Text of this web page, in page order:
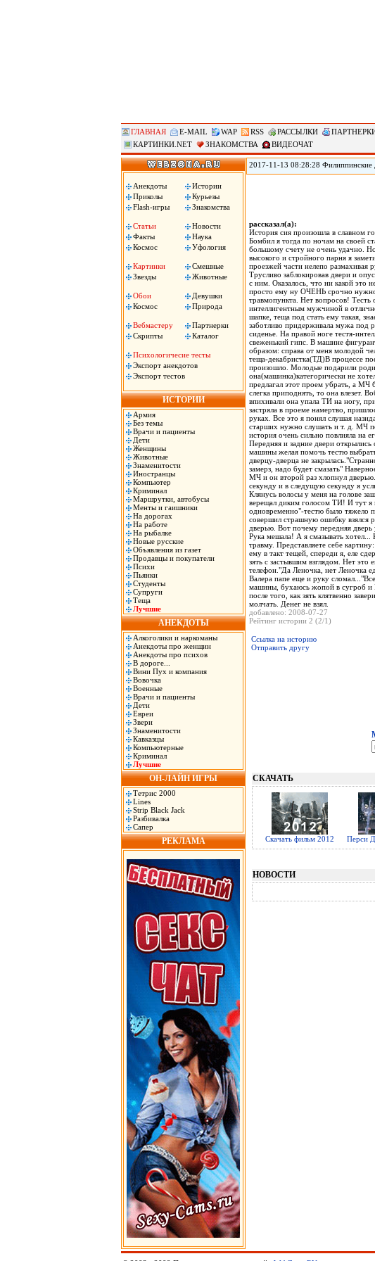
ГЛАВНАЯ E-MAIL WAP RSS РАССЫЛКИ
КАРТИНКИ.NET
ЗНАКОМСТВА ВИДЕОЧАТ
Анекдоты
Истории
Приколы
Курьезы
Flash-игры
Знакомства
Статьи
Новости
Факты
Наука
Космос
Уфология
Картинки
Смешные
Звезды
Животные
Обои
Девушки
Космос
Природа
Вебмастеру
Партнерки
Скрипты
Каталог
Психологичесие тесты
Экспорт анекдотов
Экспорт тестов
ИСТОРИИ
Армия
Без темы
Врачи и пациенты
Дети
Женщины
Животные
Знаменитости
Иностранцы
Компьютер
Криминал
Маршрутки, автобусы
Менты и гаишники
На дорогах
На работе
На рыбалке
Новые русские
Объявления из газет
Продавцы и покупатели
Психи
Пьянки
Студенты
Супруги
Теща
Лучшие
АНЕКДОТЫ
Алкоголики и наркоманы
Анекдоты про женщин
Анекдоты про психов
В дороге...
Вини Пух и компания
Вовочка
Военные
Врачи и пациенты
Дети
Евреи
Звери
Знаменитости
Кавказцы
Компьютерные
Криминал
Лучшие
ОН-ЛАЙН ИГРЫ
Тетрис 2000
Lines
Strip Black Jack
Разбивалка
Сапер
РЕКЛАМА
2017-11-13 08:28:28 Филиппинские
против «американского
Ассоциации государств Юго-
вместе с началом 31-го саммита
рассказал(а):
История сия произошла в славном
Бомбил я тогда по ночам на своей
большому счету не очень удачно.
высокого и стройного парня я
проезжей части нелепо размахивая
Трусливо заблокировав двери и
с ним. Оказалось, что ни какой это
просто ему ну ОЧЕНЬ срочно нужно
травмопункта. Нет вопросов! Тесть
интеллигентным мужчиной в
шапке, теща под стать ему такая,
заботливо придерживала мужа под
сиденье. На правой ноге тестя-
свеженький гипс. В машине
образом: справа от меня молодой
теща-декабристка(ТД)В процессе
произошло. Молодые подарили
она(машинка)категорически не
предлагал этот проем убрать, а МЧ
слегка приподнять, то она влезет.
впихивали она упала ТИ на ногу,
застряла в проеме намертво,
руках. Все это я понял слушая
старших нужно слушать и т. д. МЧ
история очень сильно повлияла на
Передняя и задние двери
машины желая помочь тестю
дверцу-дверца не
замерз, надо будет смазать"
МЧ и он второй раз хлопнул
секунду и в следущую секунду я
Клянусь волосы у меня на голове
верещал диким голосом ТИ! И тут я
одновременно"-тестю было тяжело
совершил страшную ошибку взялся
дверью. Вот почему передняя
Рука мешала! А я смазывать хотел...
травму. Представляете себе
ему в такт тещей, спереди я, еле
зять с застывшим взглядом. Нет это
телефон."Да Леночка, нет Леночка
Валера папе еще и руку
машины, бухаюсь жопой в сугроб
после того, как зять клятвенно
молчать. Денег не взял.
добавлено: 2008-07-27
Рейтинг истории 2 (2/1)
Ссылка на историю
Отправить другу
СКАЧАТЬ
Скачать фильм 2012 Перси
НОВОСТИ